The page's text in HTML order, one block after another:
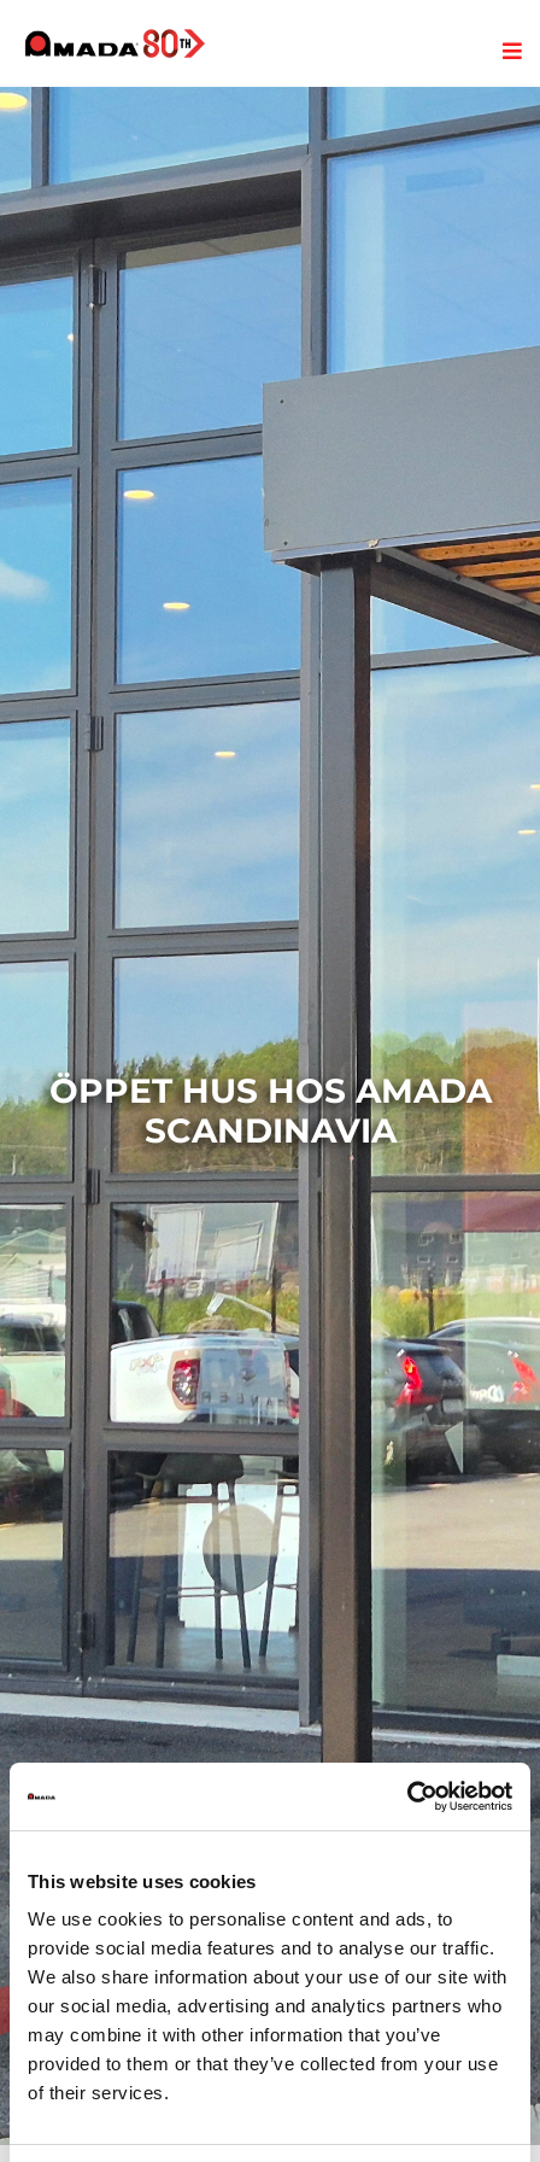
This website uses cookies
We use cookies to personalise content and ads, to
provide social media features and to analyse our traffic.
We also share information about your use of our site with
our social media, advertising and analytics partners who
may combine it with other information that you’ve
provided to them or that they’ve collected from your use
of their services.
ÖPPET HUS HOS AMADA
SCANDINAVIA